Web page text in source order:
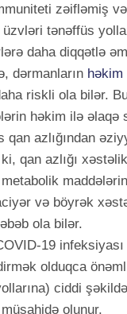
zəifləmiş
tənəffüs
daha diqqətlə
dərmanların həkim
riskli ola bilər.
həkim ilə əlaqə
qan azlığından
qan azlığı
və böyrək
ola bilər.
19 infeksiyası
olduqca
ciddi
müşahidə olunur.